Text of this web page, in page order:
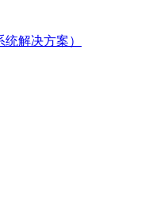
解决方案）